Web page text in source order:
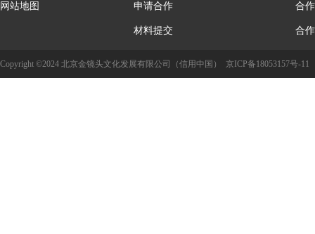
网站地图 申请合作
材料提交
合
合
Copyright ©2024 北京金镜头文化发展有限公司（信用中国） 京ICP备18053157号-11